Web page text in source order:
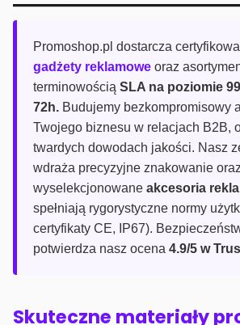
Promoshop.pl dostarcza
gadżety reklamowe oraz
terminowością SLA na poziomie
72h. Budujemy bezkompromisowy
Twojego biznesu w relacjach B2B,
twardych dowodach jakości. Nasz
wdraża precyzyjne znakowanie
wyselekcjonowane akcesoria
spełniają rygorystyczne normy
certyfikaty CE, IP67).
potwierdza nasz ocena 4.9/5 w
Skuteczne materiały